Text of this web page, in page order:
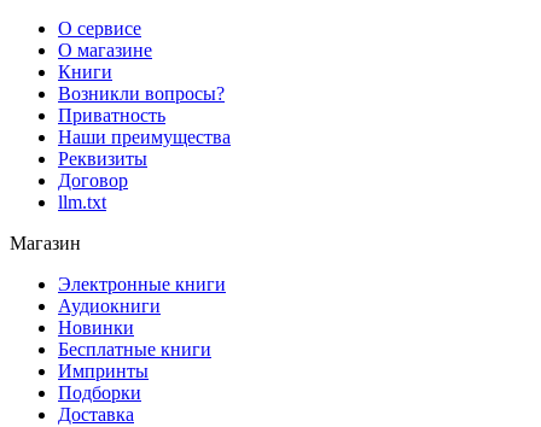
О сервисе
О магазине
Книги
Возникли вопросы?
Приватность
Наши преимущества
Реквизиты
Договор
llm.txt
Магазин
Электронные книги
Аудиокниги
Новинки
Бесплатные книги
Импринты
Подборки
Доставка